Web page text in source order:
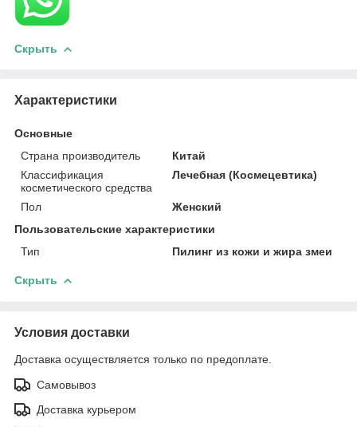
Скрыть
Характеристики
Основные
Страна производитель
Китай
Классификация
косметического средства
Лечебная (Космецевтика)
Пол
Женский
Пользовательские характеристики
Тип
Пилинг из кожи и жира змеи
Скрыть
Условия доставки
Доставка осуществляется только по предоплате.
Самовывоз
Доставка курьером